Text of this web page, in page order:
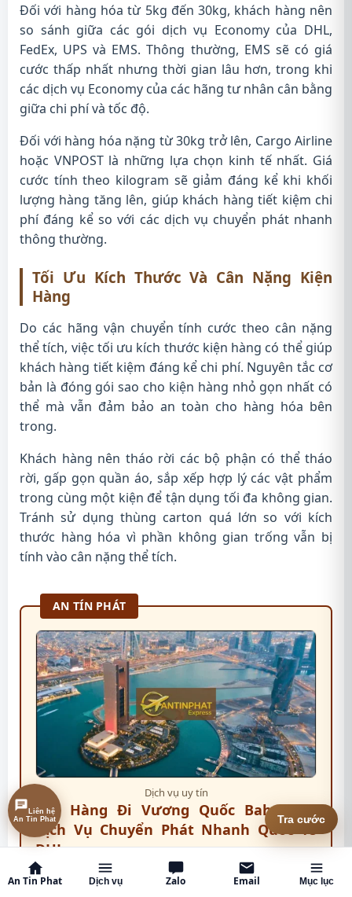
Đối với hàng hóa từ 5kg đến 30kg, khách hàng nên
so sánh giữa các gói dịch vụ Economy của DHL,
FedEx, UPS và EMS. Thông thường, EMS sẽ có giá
cước thấp nhất nhưng thời gian lâu hơn, trong khi
các dịch vụ Economy của các hãng tư nhân cân bằng
giữa chi phí và tốc độ.
Đối với hàng hóa nặng từ 30kg trở lên, Cargo Airline
hoặc VNPOST là những lựa chọn kinh tế nhất. Giá
cước tính theo kilogram sẽ giảm đáng kể khi khối
lượng hàng tăng lên, giúp khách hàng tiết kiệm chi
phí đáng kể so với các dịch vụ chuyển phát nhanh
thông thường.
Tối Ưu Kích Thước Và Cân Nặng Kiện
Hàng
Do các hãng vận chuyển tính cước theo cân nặng
thể tích, việc tối ưu kích thước kiện hàng có thể giúp
khách hàng tiết kiệm đáng kể chi phí. Nguyên tắc cơ
bản là đóng gói sao cho kiện hàng nhỏ gọn nhất có
thể mà vẫn đảm bảo an toàn cho hàng hóa bên
trong.
Khách hàng nên tháo rời các bộ phận có thể tháo
rời, gấp gọn quần áo, sắp xếp hợp lý các vật phẩm
trong cùng một kiện để tận dụng tối đa không gian.
Tránh sử dụng thùng carton quá lớn so với kích
thước hàng hóa vì phần không gian trống vẫn bị
tính vào cân nặng thể tích.
AN TÍN PHÁT
Dịch vụ uy tín
Gửi Hàng Đi Vương Quốc Bahrain –
Dịch Vụ Chuyển Phát Nhanh Quốc Tế
DHL
Gửi hàng đi Vương quốc Bahrain đang trở thành
nhu cầu ngày càng phổ biến của nhiều cá nhân và
An Tin Phat Dịch vụ Zalo Email Mục lục
Tra cước
Liên hệ
An Tin Phat